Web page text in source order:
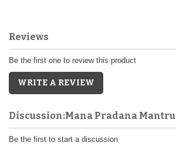
Reviews
Be the first one to review this product
WRITE A REVIEW
Discussion:Mana Pradana
Be the first to start a discussion